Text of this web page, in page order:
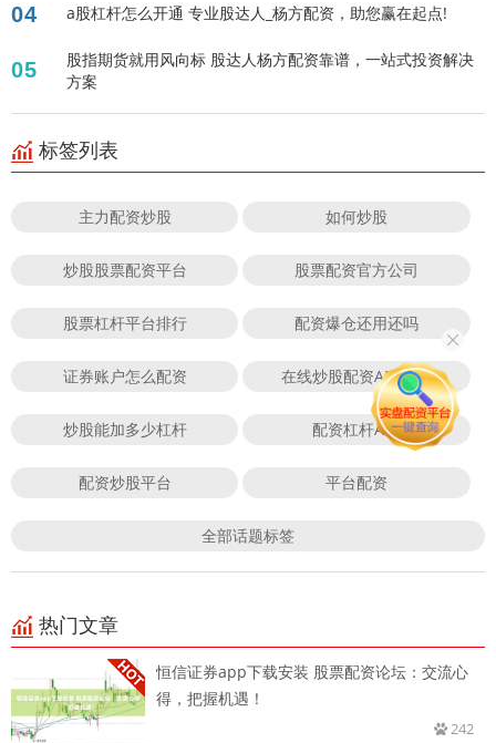
04 a股杠杆怎么开通 专业股达人_杨方配资，助您赢在起点!
05
股指期货就用风向标 股达人杨方配资靠谱，一站式投资解决
方案
标签列表
主力配资炒股 如何炒股
炒股股票配资平台 股票配资官方公司
股票杠杆平台排行 配资爆仓还用还吗
证券账户怎么配资 在线炒股配资APP下载
炒股能加多少杠杆 配资杠杆APP
配资炒股平台 平台配资
全部话题标签
热门文章
恒信证券app下载安装 股票配资论坛：交流心
得，把握机遇！
242